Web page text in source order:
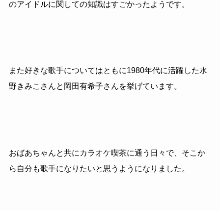
のアイドルに関しての知識はすごかったようです。
また好きな歌手についてはともに1980年代に活躍した水
野きみこさんと岡田有希子さんを挙げています。
おばあちゃんと共にカラオケ喫茶に通う日々で、そこか
ら自分も歌手になりたいと思うようになりました。